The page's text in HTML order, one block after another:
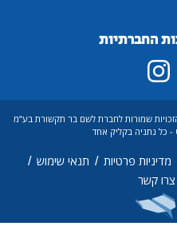
החברתיות
הזכויות שמורות לחברת לשם בר תקשורת בע"מ
כל נתניה בקליק אחד
מדיניות פרטיות / תנאי שימוש /
צרו קשר